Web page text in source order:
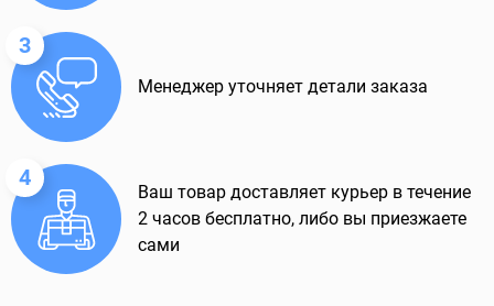
3
Менеджер уточняет детали заказа
4
Ваш товар доставляет курьер в течение
2 часов бесплатно, либо вы приезжаете
сами